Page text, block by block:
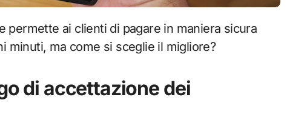
minuti, ma come si sceglie il migliore?
di accettazione dei